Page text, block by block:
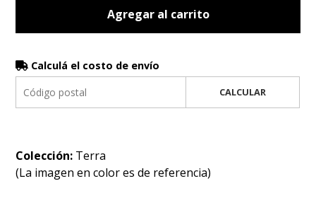
Agregar al carrito
Calculá el costo de envío
CALCULAR
Colección: Terra
(La imagen en color es de referencia)